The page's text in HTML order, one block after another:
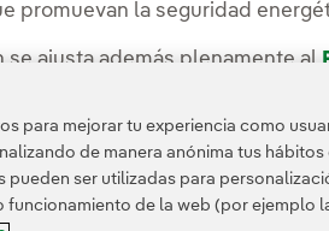
promuevan la seguridad
se ajusta además plenamente al
regulatorios estables,
para mejorar tu experiencia como
de manera anónima tus
ser utilizadas para
de la web (por ejemplo